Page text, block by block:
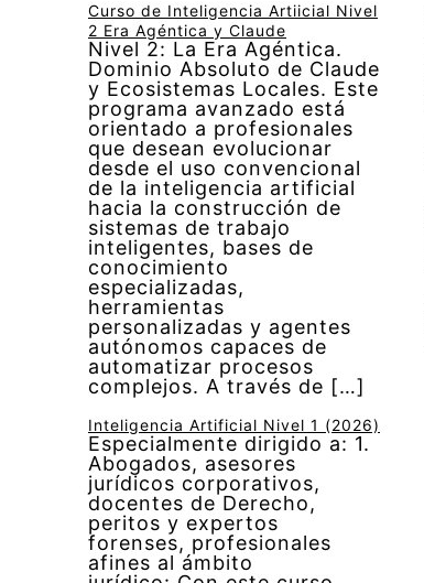
Curso de Inteligencia Artiicial Nivel
2 Era Agéntica y Claude
Nivel 2: La Era Agéntica.
Dominio Absoluto de Claude
y Ecosistemas Locales. Este
programa avanzado está
orientado a profesionales
que desean evolucionar
desde el uso convencional
de la inteligencia artificial
hacia la construcción de
sistemas de trabajo
inteligentes, bases de
conocimiento
especializadas,
herramientas
personalizadas y agentes
autónomos capaces de
automatizar procesos
complejos. A través de […]
Inteligencia Artificial Nivel 1 (2026)
Especialmente dirigido a: 1.
Abogados, asesores
jurídicos corporativos,
docentes de Derecho,
peritos y expertos
forenses, profesionales
afines al ámbito